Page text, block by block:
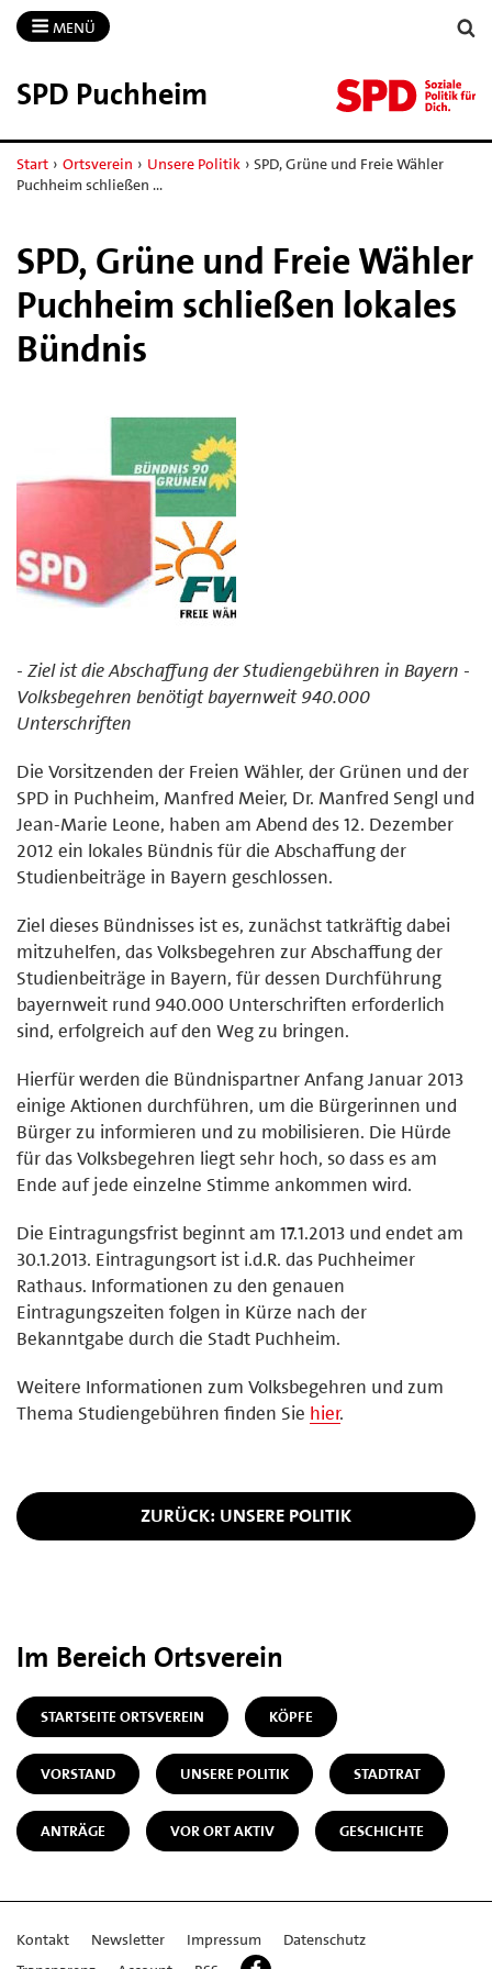
MENÜ
SPD Puchheim
Start › Ortsverein › Unsere Politik › SPD, Grüne und Freie Wähler
Puchheim schließen …
SPD, Grüne und Freie Wähler
Puchheim schließen lokales
Bündnis
- Ziel ist die Abschaffung der Studiengebühren in Bayern -
Volksbegehren benötigt bayernweit 940.000
Unterschriften
Die Vorsitzenden der Freien Wähler, der Grünen und der
SPD in Puchheim, Manfred Meier, Dr. Manfred Sengl und
Jean-Marie Leone, haben am Abend des 12. Dezember
2012 ein lokales Bündnis für die Abschaffung der
Studienbeiträge in Bayern geschlossen.
Ziel dieses Bündnisses ist es, zunächst tatkräftig dabei
mitzuhelfen, das Volksbegehren zur Abschaffung der
Studienbeiträge in Bayern, für dessen Durchführung
bayernweit rund 940.000 Unterschriften erforderlich
sind, erfolgreich auf den Weg zu bringen.
Hierfür werden die Bündnispartner Anfang Januar 2013
einige Aktionen durchführen, um die Bürgerinnen und
Bürger zu informieren und zu mobilisieren. Die Hürde
für das Volksbegehren liegt sehr hoch, so dass es am
Ende auf jede einzelne Stimme ankommen wird.
Die Eintragungsfrist beginnt am 17.1.2013 und endet am
30.1.2013. Eintragungsort ist i.d.R. das Puchheimer
Rathaus. Informationen zu den genauen
Eintragungszeiten folgen in Kürze nach der
Bekanntgabe durch die Stadt Puchheim.
Weitere Informationen zum Volksbegehren und zum
Thema Studiengebühren finden Sie hier.
ZURÜCK: UNSERE POLITIK
Im Bereich Ortsverein
STARTSEITE ORTSVEREIN KÖPFE
VORSTAND UNSERE POLITIK STADTRAT
ANTRÄGE VOR ORT AKTIV GESCHICHTE
Kontakt Newsletter Impressum
Datenschutz